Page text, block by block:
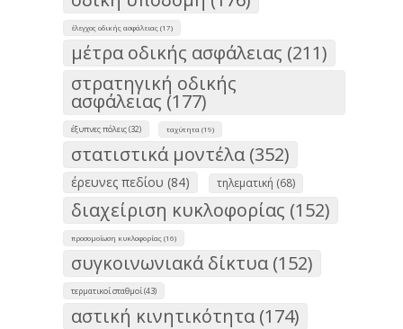
έλεγχος οδικής ασφάλειας (17)
μέτρα οδικής ασφάλειας (211)
στρατηγική οδικής
ασφάλειας (177)
έξυπνες πόλεις (32) ταχύτητα (19)
στατιστικά μοντέλα (352)
έρευνες πεδίου (84) τηλεματική (68)
διαχείριση κυκλοφορίας (152)
προσομοίωση κυκλοφορίας (16)
συγκοινωνιακά δίκτυα (152)
τερματικοί σταθμοί (43)
αστική κινητικότητα (174)